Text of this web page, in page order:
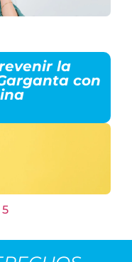
la
con
5